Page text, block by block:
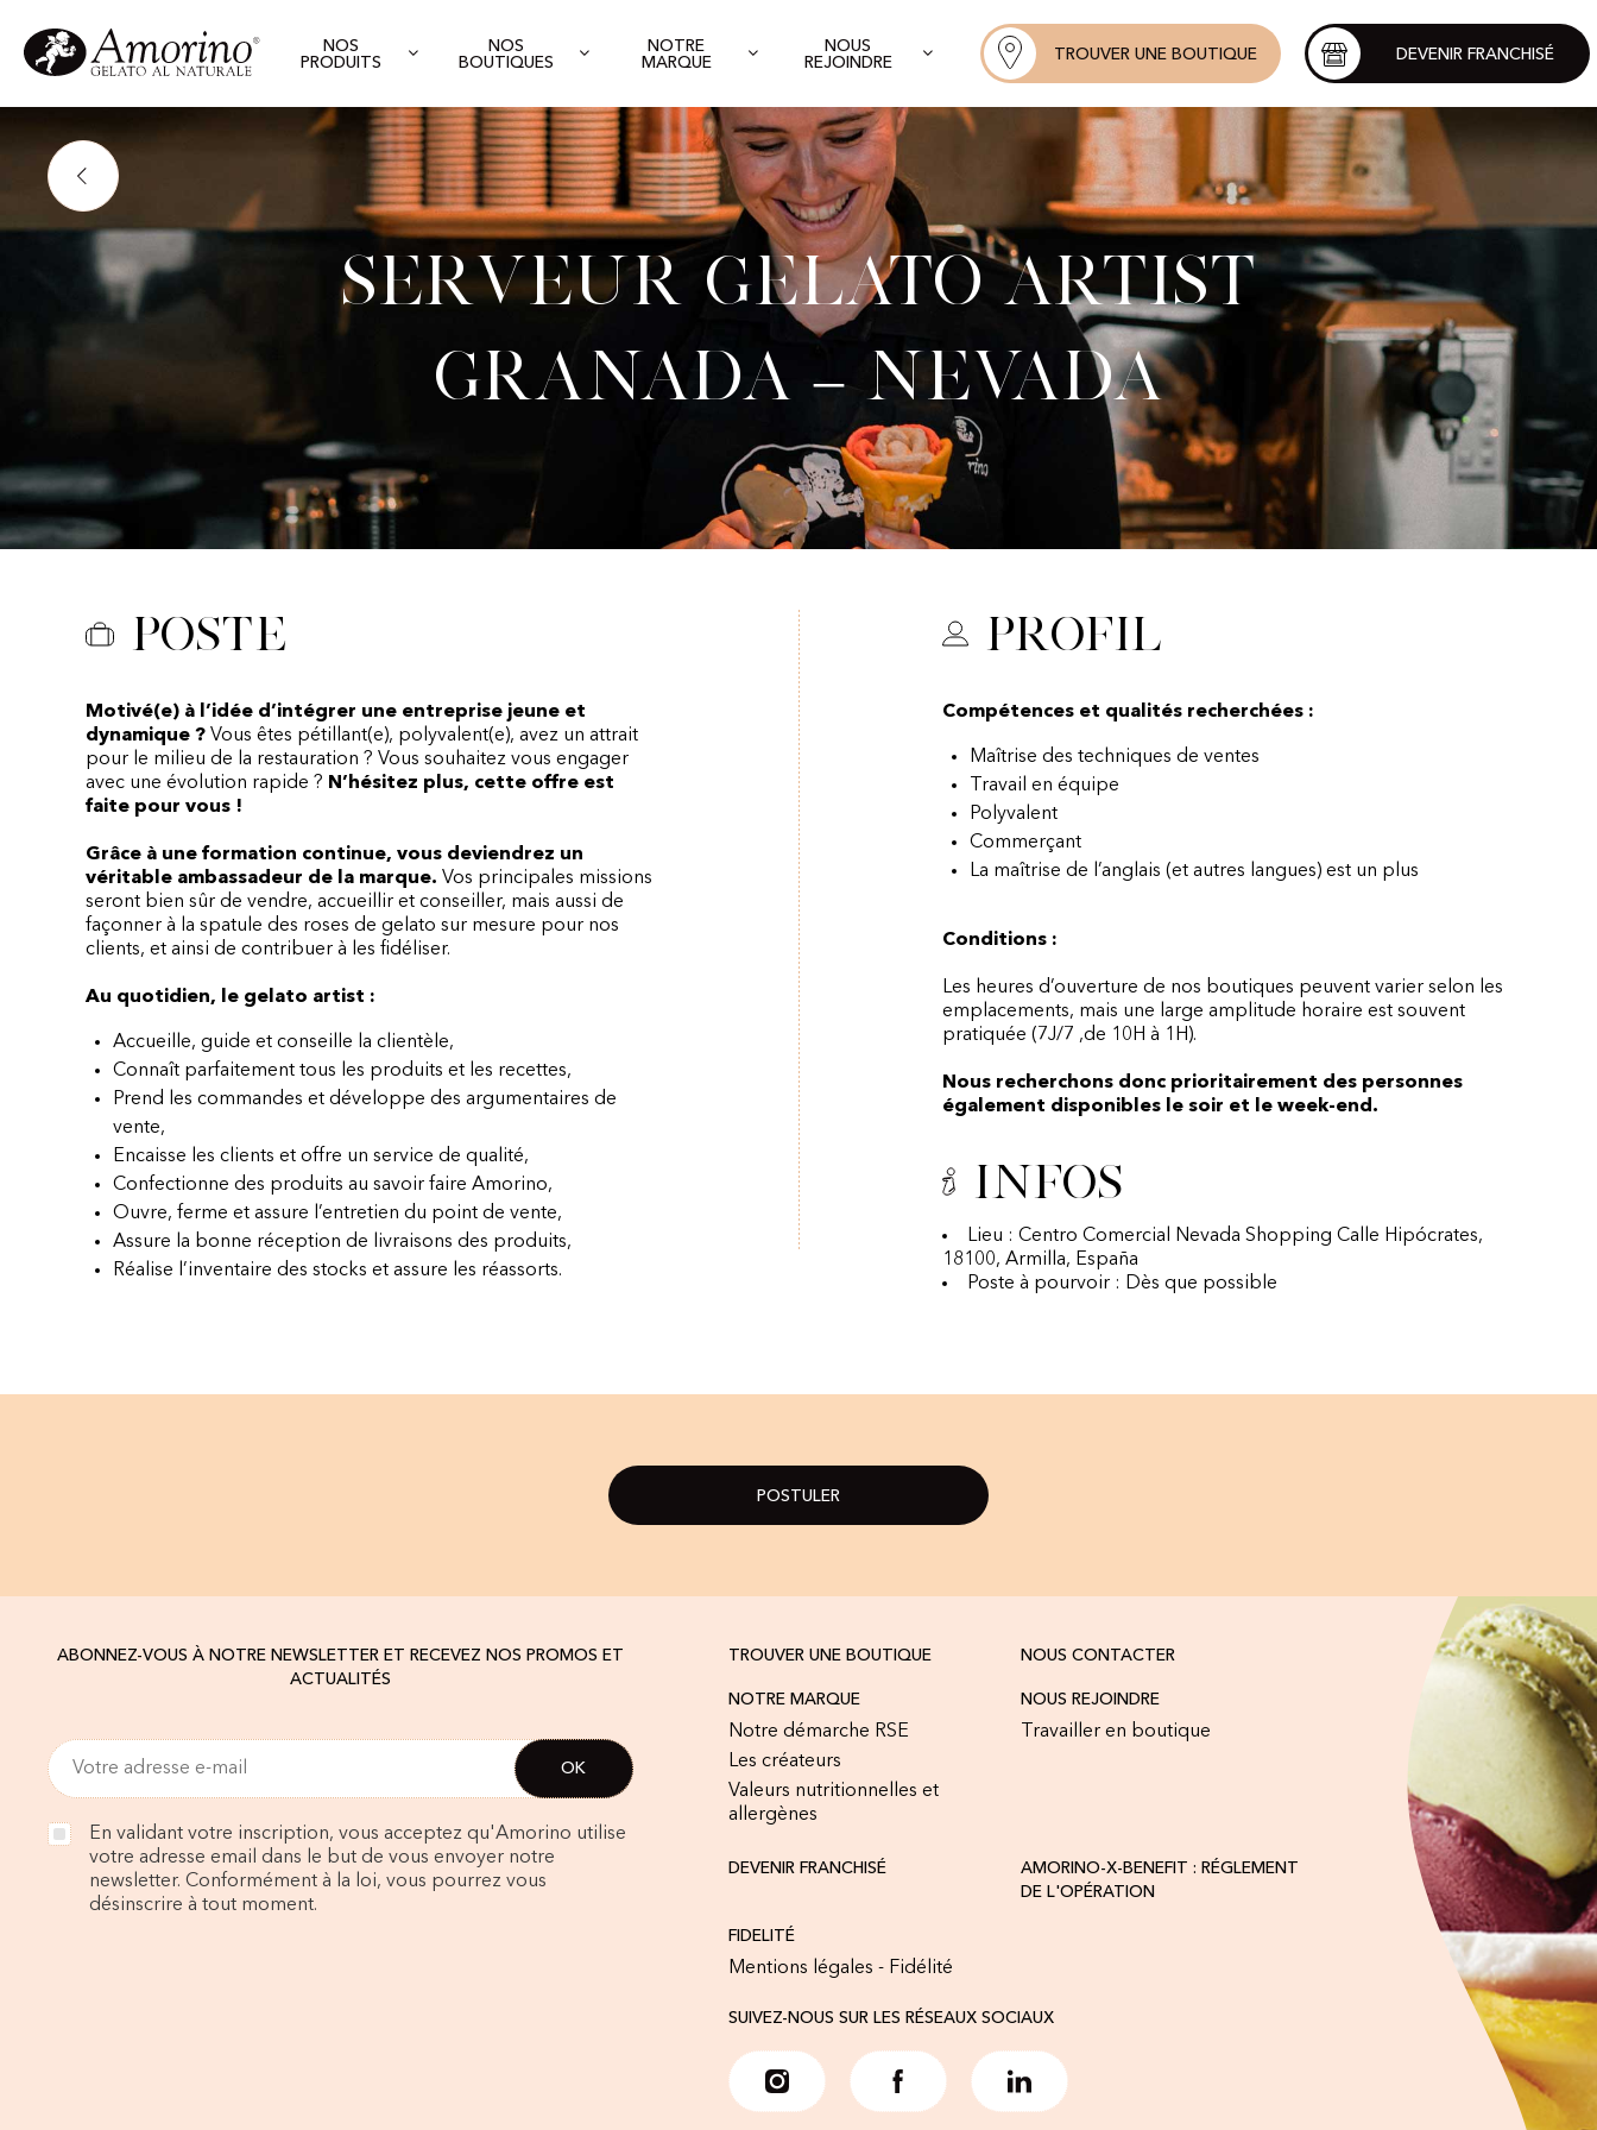
NOS
PRODUITS
NOS
BOUTIQUES
NOTRE
MARQUE
NOUS
REJOINDRE
TROUVER UNE BOUTIQUE DEVENIR FRANCHISÉ
Serveur Gelato Artist
Granada – Nevada
Poste
Motivé(e) à l’idée d’intégrer une entreprise jeune et
dynamique ? Vous êtes pétillant(e), polyvalent(e), avez un attrait
pour le milieu de la restauration ? Vous souhaitez vous engager
avec une évolution rapide ? N’hésitez plus, cette offre est
faite pour vous !
Grâce à une formation continue, vous deviendrez un
véritable ambassadeur de la marque. Vos principales missions
seront bien sûr de vendre, accueillir et conseiller, mais aussi de
façonner à la spatule des roses de gelato sur mesure pour nos
clients, et ainsi de contribuer à les fidéliser.
Au quotidien, le gelato artist :
Accueille, guide et conseille la clientèle,
Connaît parfaitement tous les produits et les recettes,
Prend les commandes et développe des argumentaires de
vente,
Encaisse les clients et offre un service de qualité,
Confectionne des produits au savoir faire Amorino,
Ouvre, ferme et assure l’entretien du point de vente,
Assure la bonne réception de livraisons des produits,
Réalise l’inventaire des stocks et assure les réassorts.
Profil
Compétences et qualités recherchées :
Maîtrise des techniques de ventes
Travail en équipe
Polyvalent
Commerçant
La maîtrise de l’anglais (et autres langues) est un plus
Conditions :
Les heures d’ouverture de nos boutiques peuvent varier selon les
emplacements, mais une large amplitude horaire est souvent
pratiquée (7J/7 ,de 10H à 1H).
Nous recherchons donc prioritairement des personnes
également disponibles le soir et le week-end.
Infos
Lieu : Centro Comercial Nevada Shopping Calle Hipócrates,
18100, Armilla, España
Poste à pourvoir : Dès que possible
POSTULER
ABONNEZ-VOUS À NOTRE NEWSLETTER ET RECEVEZ NOS PROMOS ET
ACTUALITÉS
En validant votre inscription, vous acceptez qu'Amorino utilise
votre adresse email dans le but de vous envoyer notre
newsletter. Conformément à la loi, vous pourrez vous
désinscrire à tout moment.
TROUVER UNE BOUTIQUE NOUS CONTACTER
NOTRE MARQUE
Notre démarche RSE
Les créateurs
Valeurs nutritionnelles et
allergènes
NOUS REJOINDRE
Travailler en boutique
DEVENIR FRANCHISÉ
AMORINO-X-BENEFIT : RÉGLEMENT
DE L'OPÉRATION
FIDELITÉ
Mentions légales - Fidélité
SUIVEZ-NOUS SUR LES RÉSEAUX SOCIAUX